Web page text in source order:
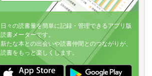
日々の読書量を簡単に記録・管理できるアプリ版
読書メーターです。
新たな本との出会いや読書仲間とのつながりが、
読書をもっと楽しくします。